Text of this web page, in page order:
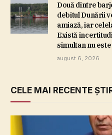
Două dintre
debitul Dunării
amiază, iar
Există
simultan nu
august 6, 2026
CELE MAI RECENTE